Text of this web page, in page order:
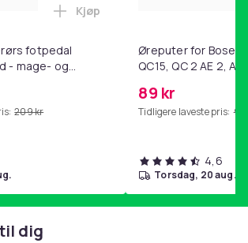
fotpedal
- mage- og
Purple
209 kr
Legg Magetrener, 6-rørs
Kjøp
Øreputer for Bose
QC15, QC 2 AE 2, AE
89 kr
Tidligere laveste pris: 99
4,6
torsdag, 20 aug.
dig